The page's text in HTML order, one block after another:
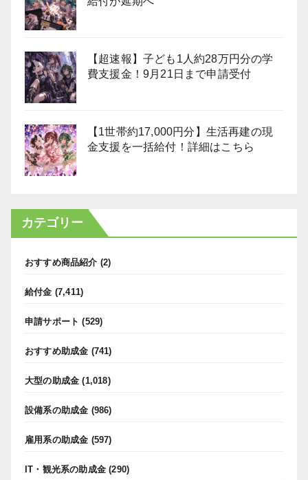
【超速報】子ども1人約28万円分の学
費支援金！9月21日まで申請受付
【1世帯約17,000円分】生活再建の現
金支援を一括給付！詳細はこちら
カテゴリー
おすすめ商品紹介 (2)
給付金 (7,411)
申請サポート (529)
おすすめ助成金 (741)
大型の助成金 (1,018)
設備系の助成金 (986)
雇用系の助成金 (597)
IT・観光系の助成金 (290)